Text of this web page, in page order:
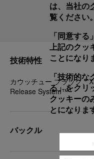
技術特性
カウッチュー ブラック、
Release System™
バックル
は、当社の
覧ください。
「同意する
上記のクッ
ことになり
「技術的
る」をクリ
クッキーの
とになりま